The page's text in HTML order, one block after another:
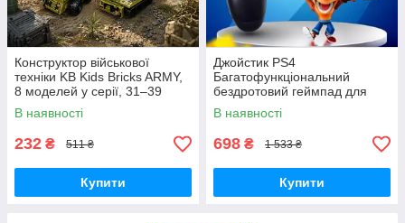
Конструктор військової
техніки KB Kids Bricks ARMY,
8 моделей у серії, 31–39
деталей, 6+
В наявності
232 ₴ 511 ₴
Купити
Джойстик PS4
Багатофункціональний
бездротовий геймпад для
Bluetooth-консолі з подвійною
вібрацією DualShock 4 V3.5
PlayStation 4,
В наявності
698 ₴ 1 533 ₴
Купити